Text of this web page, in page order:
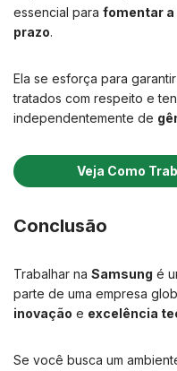
essencial para fomentar a
prazo.
Ela se esforça para
tratados com respeito e
independentemente de
Veja Como
Conclusão
Trabalhar na Samsung é
parte de uma empresa
inovação e excelência
Se você busca um